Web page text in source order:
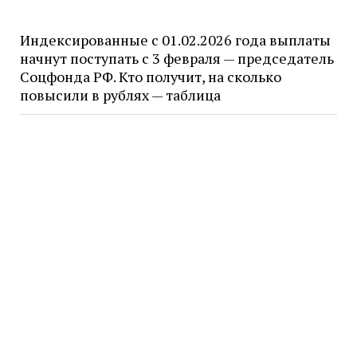
Индексированные с 01.02.2026 года выплаты
начнут поступать с 3 февраля — председатель
Соцфонда РФ. Кто получит, на сколько
повысили в рублях — таблица